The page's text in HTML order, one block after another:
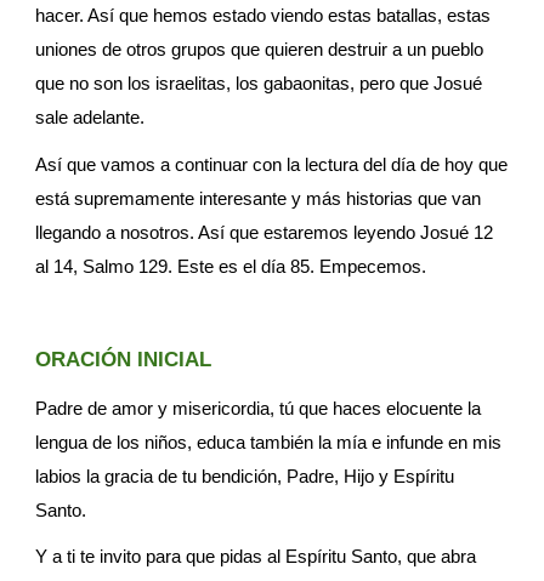
hacer. Así que hemos estado viendo estas batallas, estas
uniones de otros grupos que quieren destruir a un pueblo
que no son los israelitas, los gabaonitas, pero que Josué
sale adelante.
Así que vamos a continuar con la lectura del día de hoy que
está supremamente interesante y más historias que van
llegando a nosotros. Así que estaremos leyendo Josué 12
al 14, Salmo 129. Este es el día 85. Empecemos.
ORACIÓN INICIAL
Padre de amor y misericordia, tú que haces elocuente la
lengua de los niños, educa también la mía e infunde en mis
labios la gracia de tu bendición, Padre, Hijo y Espíritu
Santo.
Y a ti te invito para que pidas al Espíritu Santo, que abra